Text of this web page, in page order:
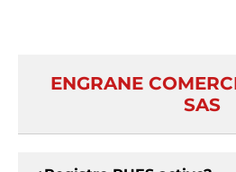
ENGRANE
SAS